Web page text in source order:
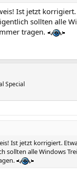
Ist jetzt
sollten alle
tragen.
Special
Ist jetzt korrigiert.
sollten alle Windows